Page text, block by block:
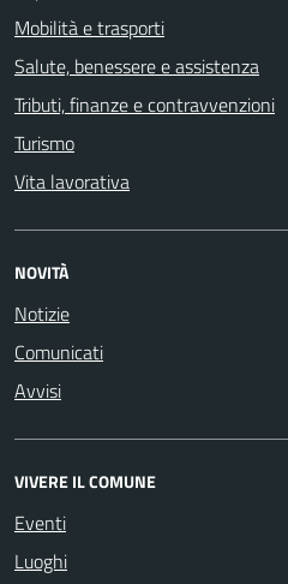
Mobilità e trasporti
Salute, benessere e assistenza
Tributi, finanze e contravvenzioni
Turismo
Vita lavorativa
NOVITÀ
Notizie
Comunicati
Avvisi
VIVERE IL COMUNE
Eventi
Luoghi